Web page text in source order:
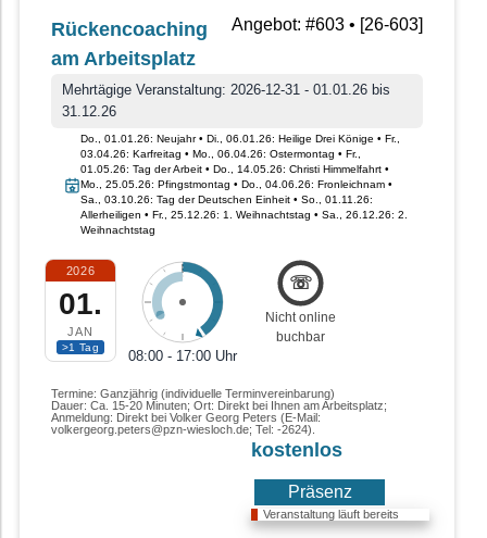
BGM-Angebot • Workshop/Sonstige Angebote
Angebot: #603 • [26-603]
Rückencoaching
am Arbeitsplatz
Mehrtägige Veranstaltung: 2026-12-31 - 01.01.26 bis
31.12.26
Do., 01.01.26: Neujahr • Di., 06.01.26: Heilige Drei Könige • Fr.,
03.04.26: Karfreitag • Mo., 06.04.26: Ostermontag • Fr.,
01.05.26: Tag der Arbeit • Do., 14.05.26: Christi Himmelfahrt •
Mo., 25.05.26: Pfingstmontag • Do., 04.06.26: Fronleichnam •
Sa., 03.10.26: Tag der Deutschen Einheit • So., 01.11.26:
Allerheiligen • Fr., 25.12.26: 1. Weihnachtstag • Sa., 26.12.26: 2.
Weihnachtstag
2026
01.
JAN
>1 Tag
08:00 - 17:00 Uhr
☏
Nicht online
buchbar
Termine: Ganzjährig (individuelle Terminvereinbarung)
Dauer: Ca. 15-20 Minuten; Ort: Direkt bei Ihnen am Arbeitsplatz;
Anmeldung: Direkt bei Volker Georg Peters (E-Mail:
volkergeorg.peters@pzn-wiesloch.de; Tel: -2624).
kostenlos
Präsenz
Veranstaltung läuft bereits